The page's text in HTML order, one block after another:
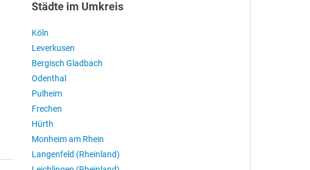
Städte im Umkreis
Köln
Leverkusen
Bergisch Gladbach
Odenthal
Pulheim
Frechen
Hürth
Monheim am Rhein
Langenfeld (Rheinland)